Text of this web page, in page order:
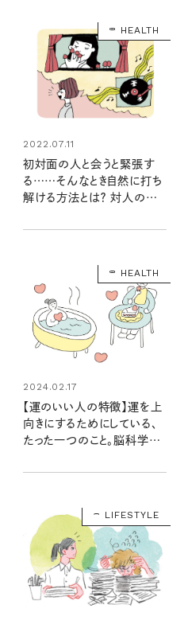
HEALTH
2022.07.11
初対面の人と会うと緊張す
る……そんなとき自然に打ち
解ける方法とは？ 対人のプ
HEALTH
2024.02.17
【運のいい人の特徴】運を上
向きにするためにしている、
たった一つのこと。脳科学者
LIFESTYLE